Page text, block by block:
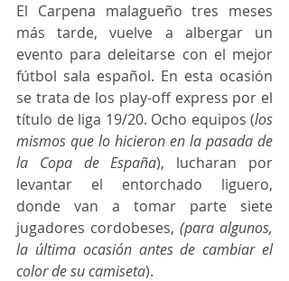
El Carpena malagueño tres meses
más tarde, vuelve a albergar un
evento para deleitarse con el mejor
fútbol sala español. En esta ocasión
se trata de los play-off express por el
título de liga 19/20. Ocho equipos (los
mismos que lo hicieron en la pasada de
la Copa de España), lucharan por
levantar el entorchado liguero,
donde van a tomar parte siete
jugadores cordobeses, (para algunos,
la última ocasión antes de cambiar el
color de su camiseta).